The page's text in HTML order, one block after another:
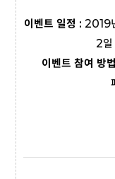
이벤트 일정 : 2019
2
이벤트 참여 방